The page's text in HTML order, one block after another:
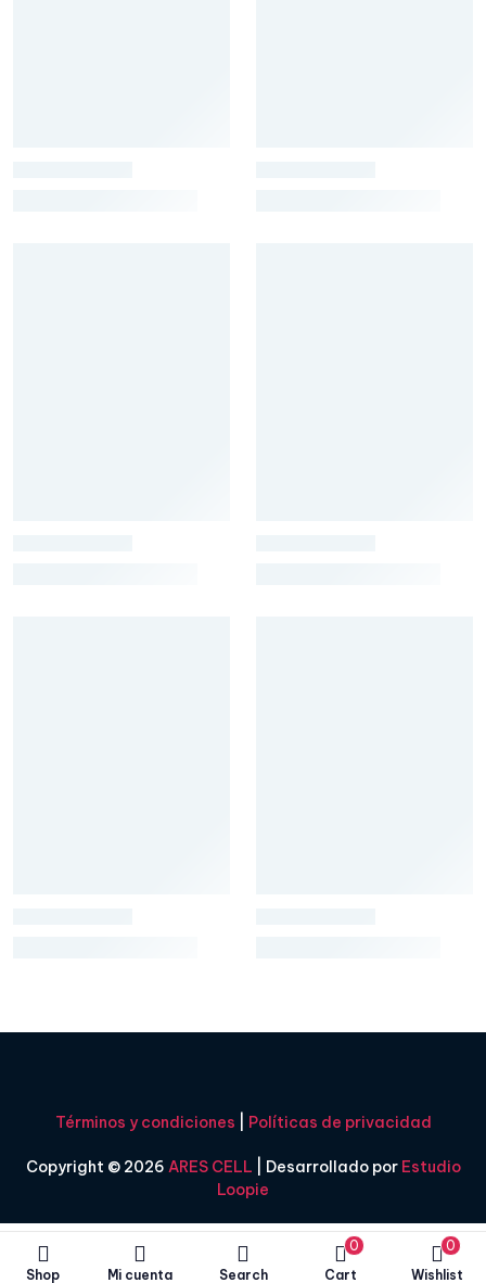
Shop Mi cuenta Search Cart
0
Wishlist
0
Términos y condiciones Políticas de privacidad
Copyright © 2026 ARES CELL | Desarrollado por Estudio
Loopie